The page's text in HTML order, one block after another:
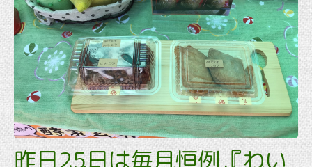
昨日25日は毎月恒例『わい